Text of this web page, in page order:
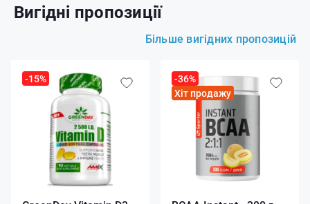
Вигідні пропозиції
Більше вигідних пропозицій
-15%
-36%
Хіт продажу